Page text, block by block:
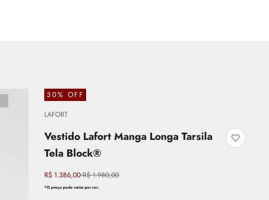
30% OFF
LAFORT
Vestido Lafort Manga Longa Tarsila
Tela Block®
Adicionar
Preço promocional
R$ 1.386,00Preço normal
R$ 1.980,00
*O preço pode variar por cor.